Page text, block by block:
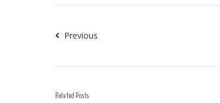
Previous
Related Posts